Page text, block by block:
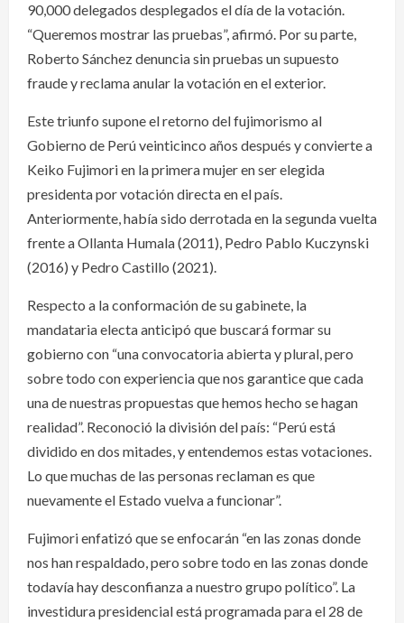
90,000 delegados desplegados el día de la votación.
“Queremos mostrar las pruebas”, afirmó. Por su parte,
Roberto Sánchez denuncia sin pruebas un supuesto
fraude y reclama anular la votación en el exterior.
Este triunfo supone el retorno del fujimorismo al
Gobierno de Perú veinticinco años después y convierte a
Keiko Fujimori en la primera mujer en ser elegida
presidenta por votación directa en el país.
Anteriormente, había sido derrotada en la segunda vuelta
frente a Ollanta Humala (2011), Pedro Pablo Kuczynski
(2016) y Pedro Castillo (2021).
Respecto a la conformación de su gabinete, la
mandataria electa anticipó que buscará formar su
gobierno con “una convocatoria abierta y plural, pero
sobre todo con experiencia que nos garantice que cada
una de nuestras propuestas que hemos hecho se hagan
realidad”. Reconoció la división del país: “Perú está
dividido en dos mitades, y entendemos estas votaciones.
Lo que muchas de las personas reclaman es que
nuevamente el Estado vuelva a funcionar”.
Fujimori enfatizó que se enfocarán “en las zonas donde
nos han respaldado, pero sobre todo en las zonas donde
todavía hay desconfianza a nuestro grupo político”. La
investidura presidencial está programada para el 28 de